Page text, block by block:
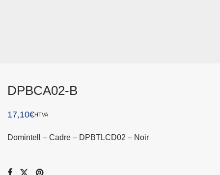
DPBCA02-B
17,10€HTVA
Domintell – Cadre – DPBTLCD02 – Noir